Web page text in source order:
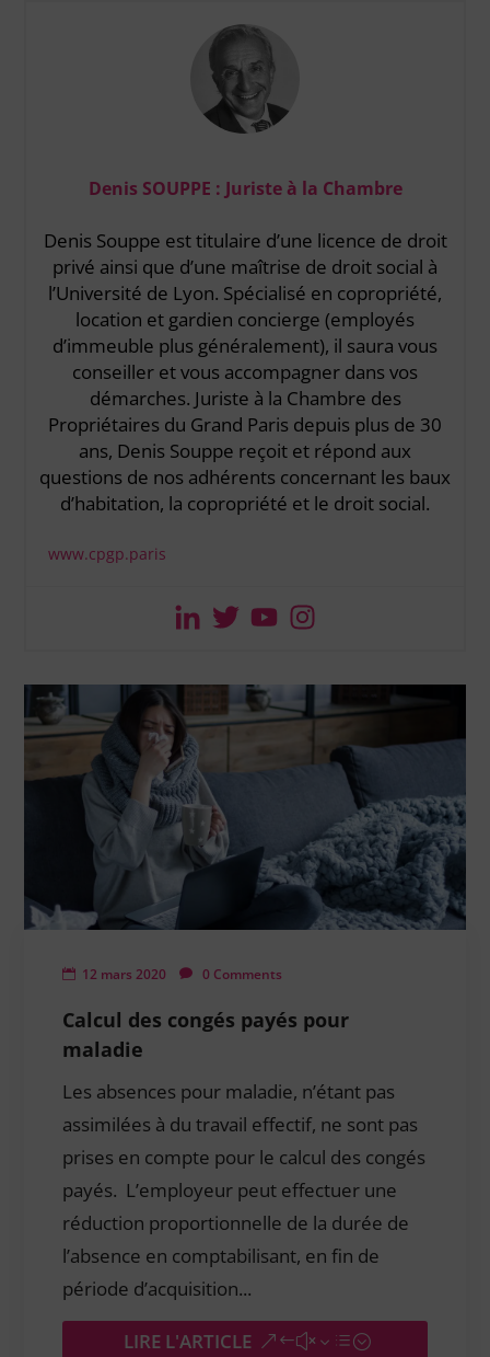
Denis SOUPPE : Juriste à la Chambre
Denis Souppe est titulaire d’une licence de droit
privé ainsi que d’une maîtrise de droit social à
l’Université de Lyon. Spécialisé en copropriété,
location et gardien concierge (employés
d’immeuble plus généralement), il saura vous
conseiller et vous accompagner dans vos
démarches. Juriste à la Chambre des
Propriétaires du Grand Paris depuis plus de 30
ans, Denis Souppe reçoit et répond aux
questions de nos adhérents concernant les baux
d’habitation, la copropriété et le droit social.
www.cpgp.paris
12 mars 2020 0 Comments
Calcul des congés payés pour
maladie
Les absences pour maladie, n’étant pas
assimilées à du travail effectif, ne sont pas
prises en compte pour le calcul des congés
payés. L’employeur peut effectuer une
réduction proportionnelle de la durée de
l’absence en comptabilisant, en fin de
période d’acquisition...
LIRE L'ARTICLE